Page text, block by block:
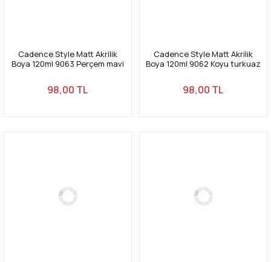
Cadence Style Matt Akrilik
Boya 120ml 9063 Perçem mavi
98,00 TL
Cadence Style Matt Akrilik
Boya 120ml 9062 Koyu turkuaz
98,00 TL